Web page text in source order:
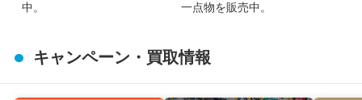
中。
一点物を販売中。
キャンペーン・買取情報